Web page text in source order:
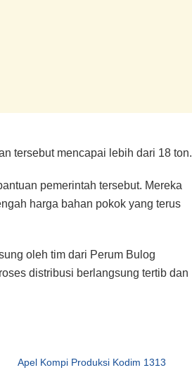
tersebut mencapai lebih dari 18 ton.
pemerintah tersebut. Mereka
harga bahan pokok yang terus
oleh tim dari Perum Bulog
distribusi berlangsung tertib dan
Apel Kompi Produksi Kodim 1313